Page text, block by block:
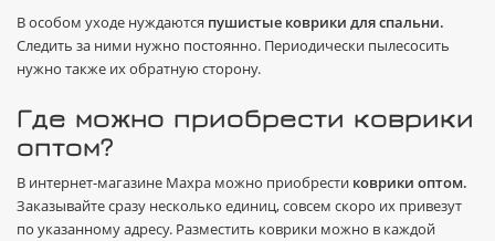
В особом уходе нуждаются пушистые коврики для спальни.
Следить за ними нужно постоянно. Периодически пылесосить
нужно также их обратную сторону.
Где можно приобрести коврики
оптом?
В интернет-магазине Махра можно приобрести коврики оптом.
Заказывайте сразу несколько единиц, совсем скоро их привезут
по указанному адресу. Разместить коврики можно в каждой